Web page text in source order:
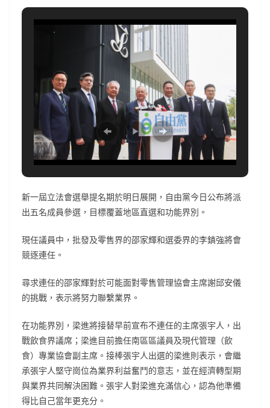
新一屆立法會選舉提名期於明日展開，自由黨今日公布將派
出五名成員參選，目標覆蓋地區直選和功能界別。
現任議員中，批發及零售界的邵家輝和選委界的李鎮強將會
競逐連任。
尋求連任的邵家輝對於可能面對零售管理協會主席謝邱安儀
的挑戰，表示將努力聯繫業界。
在功能界別，梁進將接替早前宣布不連任的主席張宇人，出
戰飲食界議席；梁進目前擔任南區區議員及現代管理（飲
食）專業協會副主席。接棒張宇人出選的梁進則表示，會繼
承張宇人堅守崗位為業界利益奮鬥的意志，並在經濟轉型期
與業界共同解決困難。張宇人對梁進充滿信心，認為他準備
得比自己當年更充分。